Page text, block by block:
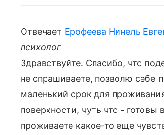
Отвечает Ерофеева Нинель
психолог
Здравствуйте. Спасибо, что
не спрашиваете, позволю себе
маленький срок для
поверхности, чуть что -
проживаете какое-то еще